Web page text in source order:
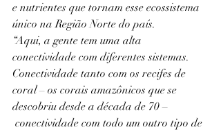
e nutrientes que tornam esse ecossistema
único na Região Norte do país.
“Aqui, a gente tem uma alta
conectividade com diferentes sistemas.
Conectividade tanto com os recifes de
coral – os corais amazônicos que se
descobriu desde a década de 70 –
conectividade com todo um outro tipo de